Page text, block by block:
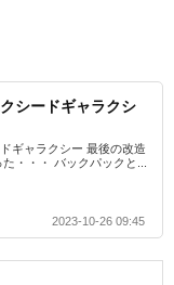
シードギャラクシ
ギャラクシー 最後の改造
・・・ バックパックと...
2023-10-26 09:45